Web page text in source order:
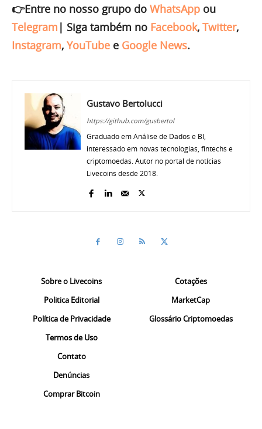
👉Entre no nosso grupo do WhatsApp ou
Telegram | Siga também no Facebook, Twitter,
Instagram, YouTube e Google News.
Gustavo Bertolucci
https://github.com/gusbertol
Graduado em Análise de Dados e BI,
interessado em novas tecnologias, fintechs e
criptomoedas. Autor no portal de notícias
Livecoins desde 2018.
Sobre o Livecoins
Politica Editorial
Política de Privacidade
Termos de Uso
Contato
Denúncias
Comprar Bitcoin
Cotações
MarketCap
Glossário Criptomoedas